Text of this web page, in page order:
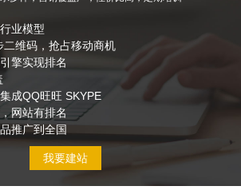
业模型
二维码，抢占移动商机
擎实现排名
成QQ旺旺 SKYPE
网站有排名
推广到全国
我要建站